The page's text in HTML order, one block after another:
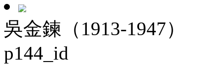
吳金鍊（1913-1947）
p144_id